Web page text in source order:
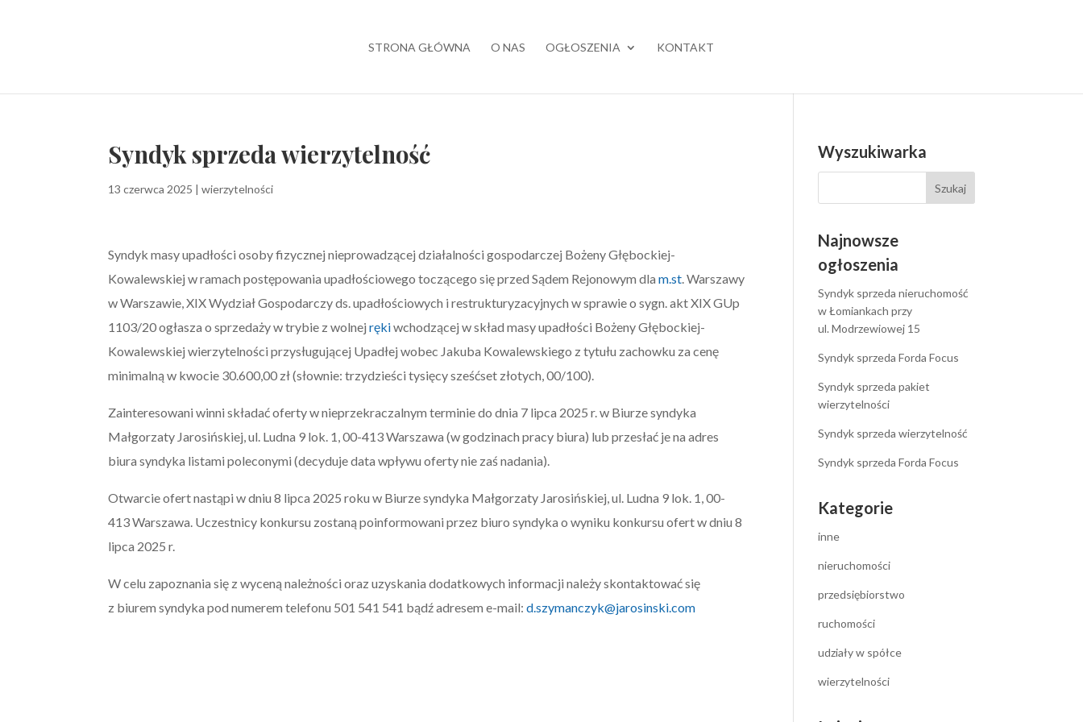
STRONA GŁÓWNA O NAS OGŁOSZENIA KONTAKT
Syndyk sprzeda wierzytelność
13 czerwca 2025 |wierzytelności
Syndyk masy upadłości osoby fizycznej nieprowadzącej działalności gospodarczej Bożeny Głębockiej-
Kowalewskiej w ramach postępowania upadłościowego toczącego się przed Sądem Rejonowym dlam.st. Warszawy
w Warszawie, XIX Wydział Gospodarczy ds. upadłościowych i restrukturyzacyjnych w sprawie o sygn. akt XIX GUp
1103/20 ogłasza o sprzedaży w trybie z wolnejrękiwchodzącej w skład masy upadłości Bożeny Głębockiej-
Kowalewskiej wierzytelności przysługującej Upadłej wobec Jakuba Kowalewskiego z tytułu zachowku za cenę
minimalną w kwocie 30.600,00 zł (słownie: trzydzieści tysięcy sześćset złotych, 00/100).
Zainteresowani winni składać oferty w nieprzekraczalnym terminie do dnia 7 lipca 2025 r. w Biurze syndyka
Małgorzaty Jarosińskiej, ul. Ludna 9 lok. 1, 00-413 Warszawa (w godzinach pracy biura) lub przesłać je na adres
biura syndyka listami poleconymi (decyduje data wpływu oferty nie zaś nadania).
Otwarcie ofert nastąpi w dniu 8 lipca 2025 roku w Biurze syndyka Małgorzaty Jarosińskiej, ul. Ludna 9 lok. 1, 00-
413 Warszawa. Uczestnicy konkursu zostaną poinformowani przez biuro syndyka o wyniku konkursu ofert w dniu 8
lipca 2025 r.
W celu zapoznania się z wyceną należności oraz uzyskania dodatkowych informacji należy skontaktować się
z biurem syndyka pod numerem telefonu 501 541 541 bądź adresem e-mail:d.szymanczyk@jarosinski.com
Wyszukiwarka
Najnowsze
ogłoszenia
Syndyk sprzeda nieruchomość
w Łomiankach przy
ul. Modrzewiowej 15
Syndyk sprzeda Forda Focus
Syndyk sprzeda pakiet
wierzytelności
Syndyk sprzeda wierzytelność
Syndyk sprzeda Forda Focus
Kategorie
inne
nieruchomości
przedsiębiorstwo
ruchomości
udziały w spółce
wierzytelności